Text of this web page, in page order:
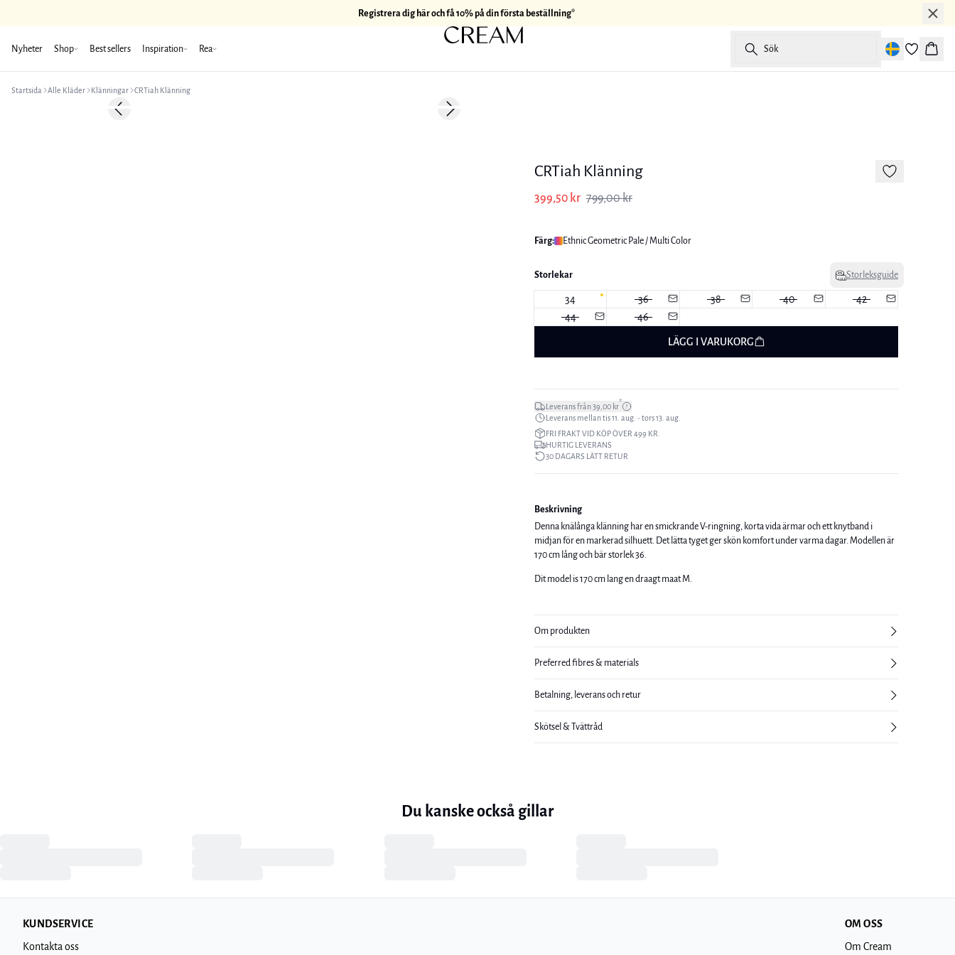
Registrera dig här och få 10% på din första beställning*
Nyheter Shop Best sellers Inspiration Rea Sök
Korg
Startsida Alle Kläder Klänningar CRTiah Klänning
-50%Previous slide Next slide
CRTiah Klänning
399,50 kr 799,00 kr
Färg: Ethnic Geometric Pale / Multi Color
Storlekar Storleksguide
34 36 38 40
42
44
46
LÄGG I VARUKORG
Leverans från 39,00 kr*
Leverans mellan tis 11. aug. - tors 13. aug.
FRI FRAKT VID KÖP ÖVER 499 KR.
HURTIG LEVERANS
30 DAGARS LÄTT RETUR
Beskrivning
Denna knälånga klänning har en smickrande V-ringning, korta vida ärmar och ett knytband i
midjan för en markerad silhuett. Det lätta tyget ger skön komfort under varma dagar. Modellen är
170 cm lång och bär storlek 36.
Dit model is 170 cm lang en draagt maat M.
Om produkten
Preferred fibres & materials
Betalning, leverans och retur
Skötsel & Tvättråd
Du kanske också gillar
KUNDSERVICE
Kontakta oss
OM OSS
Om Cream